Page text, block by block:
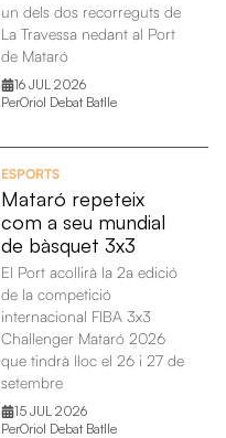
un dels dos recorreguts de
La Travessa nedant al Port
de Mataró
16 JUL 2026
PerOriol Debat Batlle
ESPORTS
Mataró repeteix
com a seu mundial
de bàsquet 3x3
El Port acollirà la 2a edició
de la competició
internacional FIBA 3x3
Challenger Mataró 2026
que tindrà lloc el 26 i 27 de
setembre
15 JUL 2026
PerOriol Debat Batlle